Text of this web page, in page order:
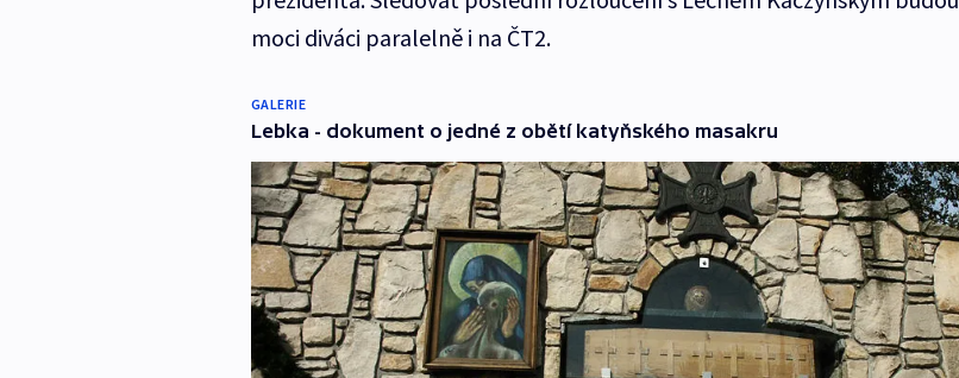
moci diváci paralelně i na ČT2.
GALERIE
Lebka - dokument o jedné z obětí katyňského masakru